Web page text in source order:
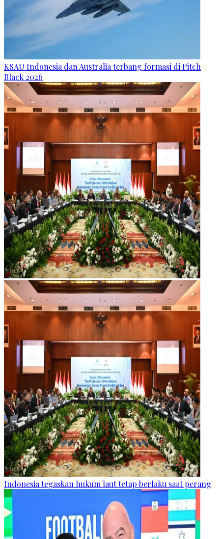
KSAU Indonesia dan Australia terbang formasi di Pitch
Black 2026
Indonesia tegaskan hukum laut tetap berlaku saat perang